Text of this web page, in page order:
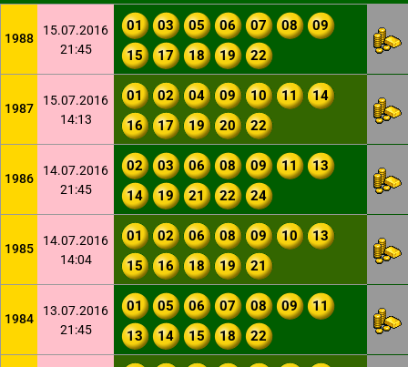
1988
15.07.2016
21:45
01 03 05 06 07 08
09
15
17 18 19 22
1987
15.07.2016
14:13
01 02 04 09 10 11
14
16
17 19 20 22
1986
14.07.2016
21:45
02 03 06 08 09 11
13
14
19 21 22 24
1985
14.07.2016
14:04
01 02 06 08 09 10
13
15
16 18 19 21
1984
13.07.2016
21:45
01 05 06 07 08 09
11
13
14 15 18 22